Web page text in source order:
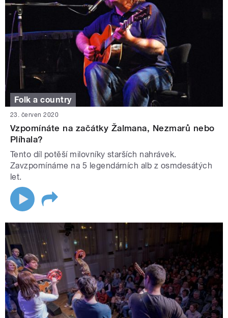
Folk a country
23. červen 2020
Vzpomínáte na začátky Žalmana, Nezmarů nebo
Plíhala?
Tento díl potěší milovníky starších nahrávek.
Zavzpomínáme na 5 legendárních alb z osmdesátých
let.